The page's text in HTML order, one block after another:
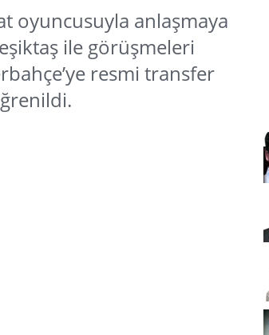
oyuncusuyla anlaşmaya
ile görüşmeleri
resmi transfer